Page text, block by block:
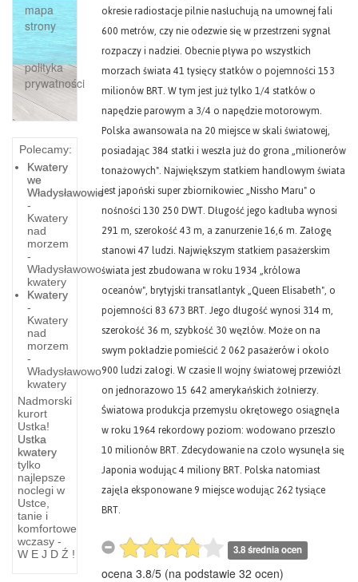
mapa
strony
polityka
prywatności
Polecamy:
Kwatery
we
Władysławowie
-
Kwatery
nad
morzem
-
Władysławowo
kwatery
Kwatery
-
Kwatery
nad
morzem
-
Władysławowo
kwatery
Nadmorski
kurort
Ustka!
Ustka
kwatery
tylko
najlepsze
noclegi w
Ustce,
tanie i
komfortowe
wczasy -
W E J D Ź !
GNIEZNO
GNIEZNO
Katedra
—- rzut
okresie radiostacje pilnie nasłuchują na umownej fali
600 metrów, czy nie odezwie się w przestrzeni sygnał
rozpaczy i nadziei. Obecnie pływa po wszystkich
morzach świata 41 tysięcy statków o pojemności 153
milionów BRT. W tym jest już tylko 1/4 statków o
napędzie parowym a 3/4 o napędzie motorowym.
Polska awansowała na 20 miejsce w skali światowej,
posiadając 384 statki i weszła już do grona „milionerów
tonażowych". Największym statkiem handlowym świata
jest japoński super zbiornikowiec „Nissho Maru" o
nośności 130 250 DWT. Długość jego kadłuba wynosi
291 m, szerokość 43 m, a zanurzenie 16,6 m. Załogę
stanowi 47 ludzi. Największym statkiem pasażerskim
świata jest zbudowana w roku 1934 „królowa
oceanów", brytyjski transatlantyk „Queen Elisabeth", o
pojemności 83 673 BRT. Jego długość wynosi 314 m,
szerokość 36 m, szybkość 30 węzłów. Może on na
swym pokładzie pomieścić 2 062 pasażerów i około
900 ludzi załogi. W czasie II wojny światowej przewiózł
on jednorazowo 15 642 amerykańskich żołnierzy.
Światowa produkcja przemysłu okrętowego osiągnęła
w roku 1964 rekordowy poziom: wodowano przeszło
10 milionów BRT. Zdecydowanie na czoło wysunęła się
Japonia wodując 4 miliony BRT. Polska natomiast
zajęła eksponowane 9 miejsce wodując 262 tysiące
BRT.
3.8 średnia ocen
ocena 3.8/5 (na podstawie 32 ocen)